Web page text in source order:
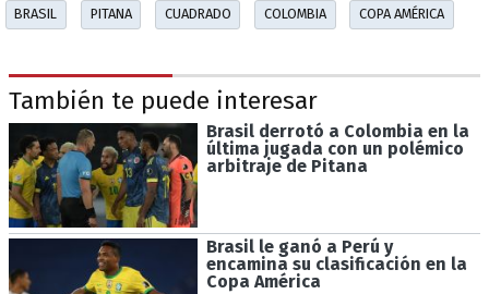
BRASIL PITANA CUADRADO COLOMBIA COPA AMÉRICA
También te puede interesar
Brasil derrotó a Colombia en la
última jugada con un polémico
arbitraje de Pitana
Brasil le ganó a Perú y
encamina su clasificación en la
Copa América